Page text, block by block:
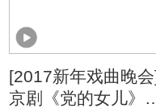
[2017新年戏曲晚
京剧《党的女儿》片